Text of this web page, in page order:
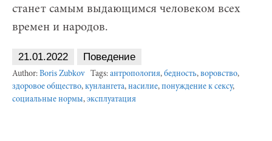
станет самым выдающимся человеком всех
времен и народов.
21.01.2022 Поведение
Author: Boris Zubkov Tags: антропология, бедность, воровство,
здоровое общество, кунлангета, насилие, понуждение к сексу,
социальные нормы, эксплуатация